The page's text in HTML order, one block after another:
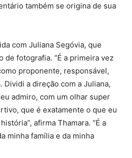
também se origina de sua
com Juliana Segóvia, que
de fotografia. “É a primeira vez
proponente, responsável,
Dividi a direção com a Juliana,
admiro, com um olhar super
que é exatamente o que eu
afirma Thamara. “É a
minha família e da minha